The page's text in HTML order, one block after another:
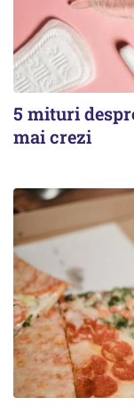
5 mituri
mai crezi